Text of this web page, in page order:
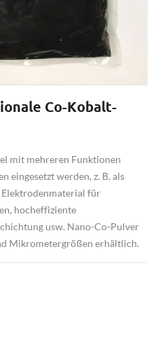
Co-Kobalt-
mit mehreren Funktionen
eingesetzt werden, z. B. als
für
hocheffiziente
usw. Nano-Co-Pulver
Mikrometergrößen erhältlich.